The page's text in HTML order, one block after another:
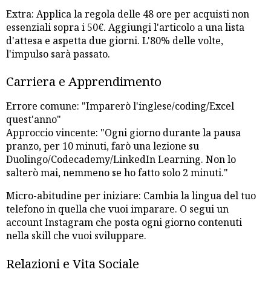
Extra: Applica la regola delle 48 ore per acquisti non
essenziali sopra i 50€. Aggiungi l'articolo a una lista
d'attesa e aspetta due giorni. L'80% delle volte,
l'impulso sarà passato.
Carriera e Apprendimento
Errore comune: "Imparerò l'inglese/coding/Excel
quest'anno"
Approccio vincente: "Ogni giorno durante la pausa
pranzo, per 10 minuti, farò una lezione su
Duolingo/Codecademy/LinkedIn Learning. Non lo
salterò mai, nemmeno se ho fatto solo 2 minuti."
Micro-abitudine per iniziare: Cambia la lingua del tuo
telefono in quella che vuoi imparare. O segui un
account Instagram che posta ogni giorno contenuti
nella skill che vuoi sviluppare.
Relazioni e Vita Sociale